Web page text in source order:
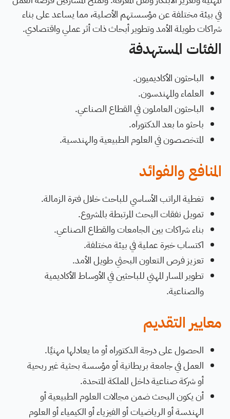
في بيئة مختلفة عن مؤسستهم الأصلية، مما يساعد على بناء
شراكات طويلة الأمد وتطوير أبحاث ذات أثر عملي واقتصادي.
الفئات المستهدفة
الباحثون الأكاديميون.
العلماء والمهندسون.
الباحثون العاملون في القطاع الصناعي.
باحثو ما بعد الدكتوراه.
المتخصصون في العلوم الطبيعية والهندسية.
المنافع والفوائد
تغطية الراتب الأساسي للباحث خلال فترة الزمالة.
تمويل نفقات البحث المرتبطة بالمشروع.
بناء شراكات بين الجامعات والقطاع الصناعي.
اكتساب خبرة عملية في بيئة مختلفة.
تعزيز فرص التعاون البحثي طويل الأمد.
تطوير المسار المهني للباحثين في الأوساط الأكاديمية
والصناعية.
معايير التقديم
الحصول على درجة الدكتوراه أو ما يعادلها مهنيًا.
العمل في جامعة بريطانية أو مؤسسة بحثية غير ربحية
أو شركة صناعية داخل المملكة المتحدة.
أن يكون البحث ضمن مجالات العلوم الطبيعية أو
الهندسة أو الرياضيات أو الفيزياء أو الكيمياء أو العلوم